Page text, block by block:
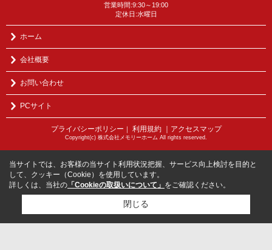
営業時間:9:30～19:00
定休日:水曜日
ホーム
会社概要
お問い合わせ
PCサイト
プライバシーポリシー ｜ 利用規約 ｜アクセスマップ
Copyright(c) 株式会社メモリーホーム All rights reserved.
当サイトでは、お客様の当サイト利用状況把握、サービス向上検討を目的と
して、クッキー（Cookie）を使用しています。
詳しくは、当社の 「Cookieの取扱いについて」 をご確認ください。
閉じる